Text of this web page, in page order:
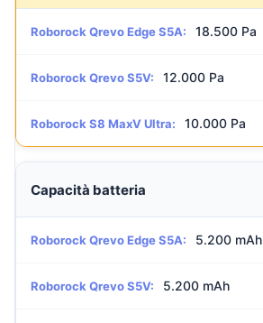
Roborock Qrevo Edge S5A: 18.500 Pa
Roborock Qrevo S5V: 12.000 Pa
Roborock S8 MaxV Ultra: 10.000 Pa
Capacità batteria
Roborock Qrevo Edge S5A: 5.200 mAh
Roborock Qrevo S5V: 5.200 mAh